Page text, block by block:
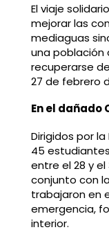
El viaje
mejorar las
mediaguas
una población
recuperarse
27 de febrero
En el dañado
Dirigidos por
45
entre el 28 y el
conjunto con
trabajaron en
emergencia,
interior.